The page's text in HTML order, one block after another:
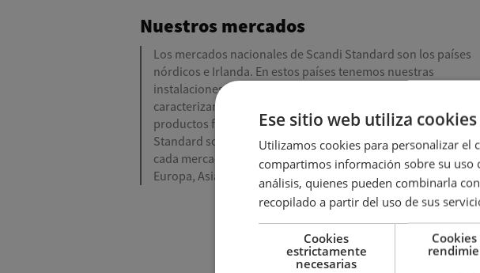
Nuestros mercados
Los mercados nacionales de Scandi Standard son los países
nórdicos e Irlanda. En estos países tenemos nuestras
instalaciones de producción. Todos los mercados se
caracterizan por un alto grado de orgullo nacional por los
productos fabricados localmente, y las marcas de Scandi
Standard son bien conocidas y tienen una posición fuerte en
cada mercado. También exportamos a varios mercados,
Europa, Asia y África.
Ese sitio web utiliza cookies
Utilizamos cookies para personalizar el
compartimos información sobre su uso
análisis, quienes pueden combinarla
recopilado a partir del uso de sus
Cookies
estrictamente
necesarias
Cookies